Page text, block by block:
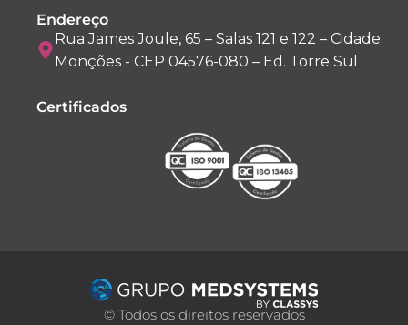
Endereço
Rua James Joule, 65 – Salas 121 e 122 – Cidade
Monções - CEP 04576-080 – Ed. Torre Sul
Certificados
© Todos os direitos reservados